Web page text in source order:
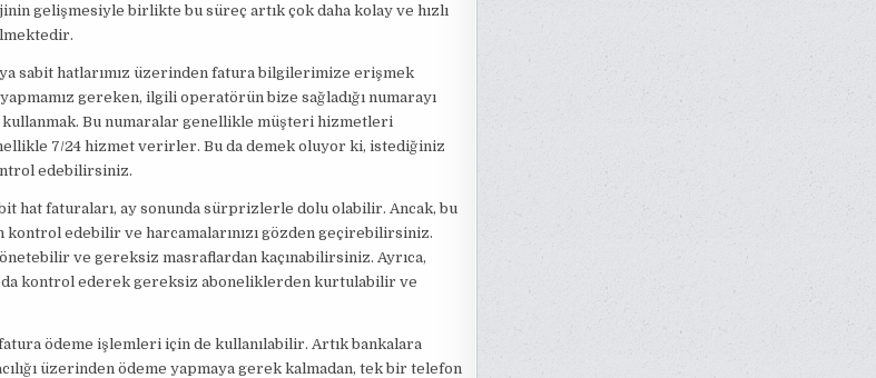
gelişmesiyle birlikte bu süreç artık çok daha kolay ve hızlı
sabit hatlarımız üzerinden fatura bilgilerimize erişmek
gereken, ilgili operatörün bize sağladığı numarayı
kullanmak. Bu numaralar genellikle müşteri hizmetleri
7/24 hizmet verirler. Bu da demek oluyor ki, istediğiniz
edebilirsiniz.
hat faturaları, ay sonunda sürprizlerle dolu olabilir. Ancak, bu
kontrol edebilir ve harcamalarınızı gözden geçirebilirsiniz.
ve gereksiz masraflardan kaçınabilirsiniz. Ayrıca,
kontrol ederek gereksiz aboneliklerden kurtulabilir ve
ödeme işlemleri için de kullanılabilir. Artık bankalara
üzerinden ödeme yapmaya gerek kalmadan, tek bir telefon